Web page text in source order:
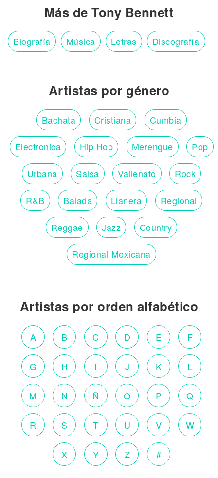
Más de Tony Bennett
Biografía Música Letras Discografía
Artistas por género
Bachata Cristiana Cumbia
Electronica Hip Hop Merengue Pop
Urbana Salsa Vallenato Rock
R&B Balada Llanera Regional
Reggae Jazz Country
Regional Mexicana
Artistas por orden alfabético
A B C D E F
G H I J K L
M N Ñ O P Q
R S T U V W
X Y Z #